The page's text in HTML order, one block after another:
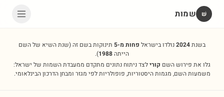
שׁ שמות
בשנת2024נולדו בישראל פחות מ-5 תינוקות בשם זה(שנת השיא של השם
הייתה1988
).
גלו את פירוש השם קורילצד ניתוח נתונים מתקדם ממעבדת השמות של ישראל:
משמעות השם, מגמות היסטוריות, פופולריות לפי מגזר ומבחן הדרכון הבינלאומי.